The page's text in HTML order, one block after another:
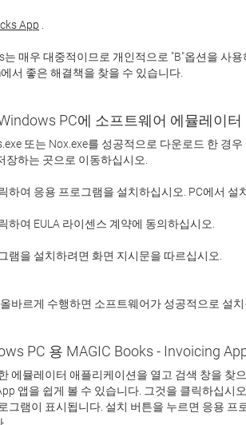
App
서 좋은 해결책을 찾을 수 있습니다.
PC에 소프트웨어 에뮬레이터
또는 Nox.exe를 성공적으로 다운로드 한 경
바르게 수행하면 소프트웨어가 성공적으로 설치
PC 용 MAGIC Books - Invoicing
에뮬레이터 애플리케이션을 열고 검색 창을 찾
앱을 쉽게 볼 수 있습니다. 그것을 클릭하십시
그램이 표시됩니다. 설치 버튼을 누르면 응용